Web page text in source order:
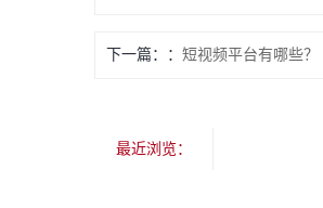
下一篇： 短视频平台有哪些？
最近浏览：